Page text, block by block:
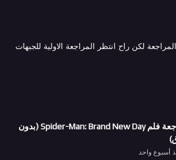
لكن راح انتظر المراجعة الاولية للجبهات
مراجعة فلم Spider-Man: Brand New Day (بدون
أسبوع واحد